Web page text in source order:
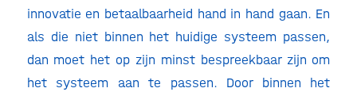
innovatie en betaalbaarheid hand in hand gaan. En
als die niet binnen het huidige systeem passen,
dan moet het op zijn minst bespreekbaar zijn om
het systeem aan te passen. Door binnen het